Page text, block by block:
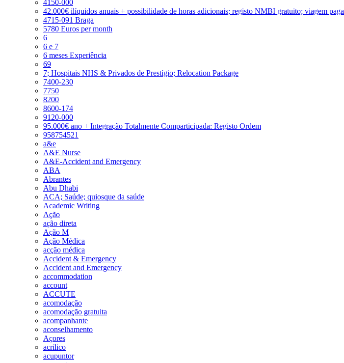
4150-000
42.000€ ilíquidos anuais + possibilidade de horas adicionais; registo NMBI gratuito; viagem paga
4715-091 Braga
5780 Euros per month
6
6 e 7
6 meses Experiência
69
7; Hospitais NHS & Privados de Prestígio; Relocation Package
7400-230
7750
8200
8600-174
9120-000
95.000€ ano + Integração Totalmente Comparticipada: Registo Ordem
958754521
a&e
A&E Nurse
A&E-Accident and Emergency
ABA
Abrantes
Abu Dhabi
ACA; Saúde; quiosque da saúde
Academic Writing
Ação
ação direta
Ação M
Ação Médica
acção médica
Accident & Emergency
Accident and Emergency
accommodation
account
ACCUTE
acomodação
acomodação gratuita
acompanhante
aconselhamento
Açores
acrilico
acupuntor